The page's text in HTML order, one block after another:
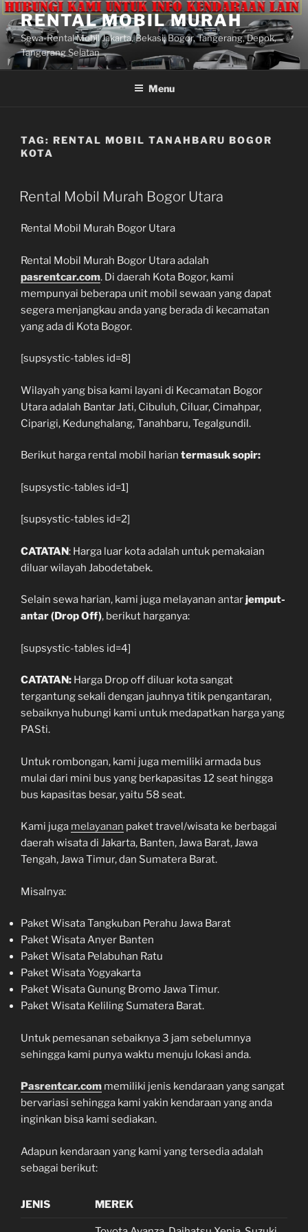
Lompat
ke
konten
RENTAL MOBIL MURAH
Sewa-Rental Mobil Jakarta, Bekasi, Bogor, Tangerang, Depok,
Tangerang Selatan
Menu
TAG: RENTAL MOBIL TANAHBARU BOGOR
KOTA
Rental Mobil Murah Bogor Utara
Rental Mobil Murah Bogor Utara
Rental Mobil Murah Bogor Utara adalah
pasrentcar.com. Di daerah Kota Bogor, kami
mempunyai beberapa unit mobil sewaan yang dapat
segera menjangkau anda yang berada di kecamatan
yang ada di Kota Bogor.
[supsystic-tables id=8]
Wilayah yang bisa kami layani di Kecamatan Bogor
Utara adalah Bantar Jati, Cibuluh, Ciluar, Cimahpar,
Ciparigi, Kedunghalang, Tanahbaru, Tegalgundil.
Berikut harga rental mobil harian termasuk sopir:
[supsystic-tables id=1]
[supsystic-tables id=2]
CATATAN: Harga luar kota adalah untuk pemakaian
diluar wilayah Jabodetabek.
Selain sewa harian, kami juga melayanan antarjemput-
antar (Drop Off), berikut harganya:
[supsystic-tables id=4]
CATATAN: Harga Drop off diluar kota sangat
tergantung sekali dengan jauhnya titik pengantaran,
sebaiknya hubungi kami untuk medapatkan harga yang
PASti.
Untuk rombongan, kami juga memiliki armada bus
mulai dari mini bus yang berkapasitas 12 seat hingga
bus kapasitas besar, yaitu 58 seat.
Kami juga melayanan paket travel/wisata ke berbagai
daerah wisata di Jakarta, Banten, Jawa Barat, Jawa
Tengah, Jawa Timur, dan Sumatera Barat.
Misalnya:
Paket Wisata Tangkuban Perahu Jawa Barat
Paket Wisata Anyer Banten
Paket Wisata Pelabuhan Ratu
Paket Wisata Yogyakarta
Paket Wisata Gunung Bromo Jawa Timur.
Paket Wisata Keliling Sumatera Barat.
Untuk pemesanan sebaiknya 3 jam sebelumnya
sehingga kami punya waktu menuju lokasi anda.
Pasrentcar.com memiliki jenis kendaraan yang sangat
bervariasi sehingga kami yakin kendaraan yang anda
inginkan bisa kami sediakan.
Adapun kendaraan yang kami yang tersedia adalah
sebagai berikut:
JENIS MEREK